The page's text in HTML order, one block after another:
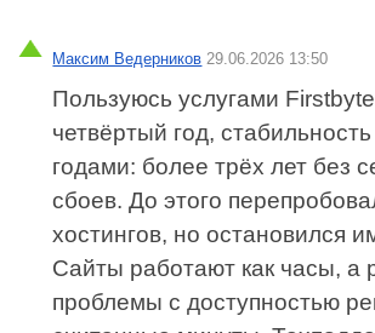
Максим Ведерников 29.06.2026 13:50
Пользуюсь услугами
четвёртый год,
годами: более трёх лет без
сбоев. До этого
хостингов, но остановился
Сайты работают как часы, а
проблемы с доступностью